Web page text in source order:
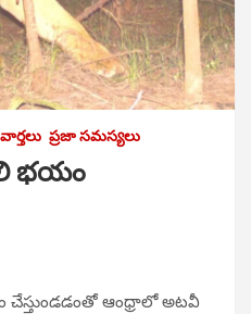
ప్రజా సమస్యలు
భయం
చేస్తుండడంతో ఆంధ్రాలో అటవీ